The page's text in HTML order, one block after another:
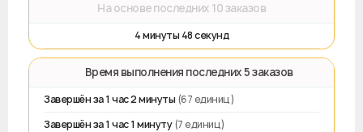
На основе последних 10 заказов
4 минуты 48 секунд
⏱️ Время выполнения последних 5 заказов
Завершён за 1 час 2 минуты (67 единиц)
Завершён за 1 час 1 минуту(7 единиц)